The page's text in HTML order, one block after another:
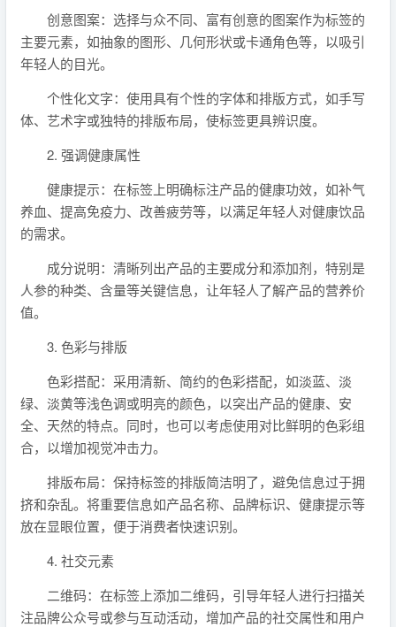
创意图案：选择与众不同、富有创意的图案作为标签的
主要元素，如抽象的图形、几何形状或卡通角色等，以吸引
年轻人的目光。
个性化文字：使用具有个性的字体和排版方式，如手写
体、艺术字或独特的排版布局，使标签更具辨识度。
2. 强调健康属性
健康提示：在标签上明确标注产品的健康功效，如补气
养血、提高免疫力、改善疲劳等，以满足年轻人对健康饮品
的需求。
成分说明：清晰列出产品的主要成分和添加剂，特别是
人参的种类、含量等关键信息，让年轻人了解产品的营养价
值。
3. 色彩与排版
色彩搭配：采用清新、简约的色彩搭配，如淡蓝、淡
绿、淡黄等浅色调或明亮的颜色，以突出产品的健康、安
全、天然的特点。同时，也可以考虑使用对比鲜明的色彩组
合，以增加视觉冲击力。
排版布局：保持标签的排版简洁明了，避免信息过于拥
挤和杂乱。将重要信息如产品名称、品牌标识、健康提示等
放在显眼位置，便于消费者快速识别。
4. 社交元素
二维码：在标签上添加二维码，引导年轻人进行扫描关
注品牌公众号或参与互动活动，增加产品的社交属性和用户